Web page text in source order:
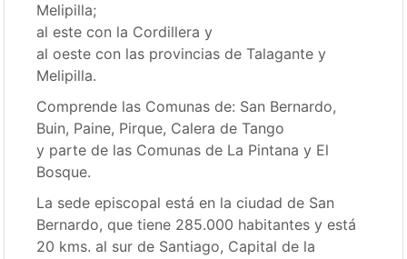
Melipilla;
al este con la Cordillera y
al oeste con las provincias de Talagante y
Melipilla.
Comprende las Comunas de: San Bernardo,
Buin, Paine, Pirque, Calera de Tango
y parte de las Comunas de La Pintana y El
Bosque.
La sede episcopal está en la ciudad de San
Bernardo, que tiene 285.000 habitantes y está
20 kms. al sur de Santiago, Capital de la